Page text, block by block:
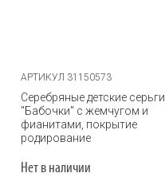
АРТИКУЛ 31150573
Серебряные детские серьги
"Бабочки" с жемчугом и
фианитами, покрытие
родирование
Нет в наличии